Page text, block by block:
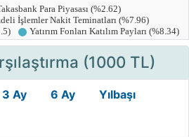
(1000 TL)
3 Ay 6 Ay Yılbaşı